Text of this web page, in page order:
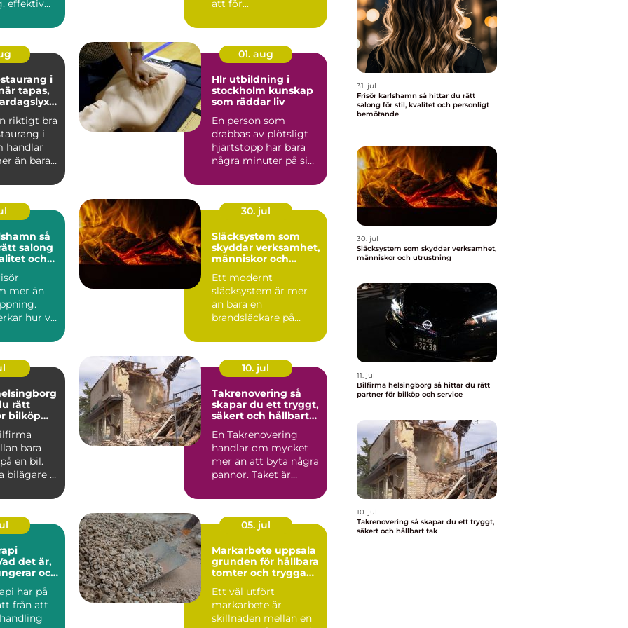
effektiv
att för...
i
riktigt bra
i
handlar
än bara
01. aug
Hlr utbildning i
stockholm kunskap
som räddar liv
En person som
drabbas av plötsligt
hjärtstopp har bara
några minuter på sig.
hinner...
så
salong
och
mer än
hur vi
30. jul
Släcksystem som
skyddar verksamhet,
människor och
Ett modernt
släcksystem är mer
än bara en
brandsläckare på
genomtänkt lösning
som ...
rätt
bilköp
bara
en bil.
bilägare i
10. jul
Takrenovering så
skapar du ett tryggt,
säkert och hållbart
En Takrenovering
handlar om mycket
mer än att byta några
pannor. Taket är
skydd mo...
det är,
och
har på
från att
05. jul
Markarbete uppsala
grunden för hållbara
tomter och trygga
Ett väl utfört
markarbete är
skillnaden mellan en
31. jul
Frisör karlshamn så hittar du rätt
salong för stil, kvalitet och personligt
bemötande
30. jul
Släcksystem som skyddar verksamhet,
människor och utrustning
11. jul
Bilfirma helsingborg så hittar du rätt
partner för bilköp och service
10. jul
Takrenovering så skapar du ett tryggt,
säkert och hållbart tak